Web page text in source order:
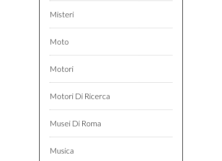
Misteri
Moto
Motori
Motori Di Ricerca
Musei Di Roma
Musica